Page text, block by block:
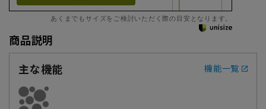
あくまでもサイズをご検討いただく際の目安となります。
商品説明
主な機能
機能一覧